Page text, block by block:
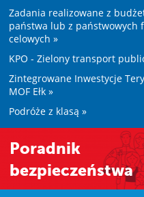
Zadania realizowane z
państwa lub z państwowych
celowych »
KPO - Zielony transport
Zintegrowane Inwestycje
MOF Ełk »
Podróże z klasą »
Poradnik
bezpieczeństwa